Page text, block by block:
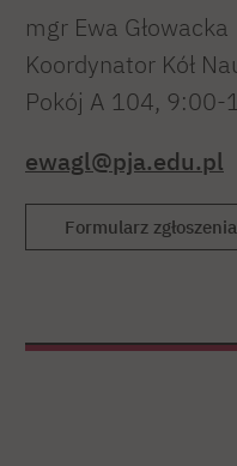
mgr Ewa Głowacka
Koordynator Kół
Pokój A 104, 9:00-
ewagl@pja.edu.pl
Formularz